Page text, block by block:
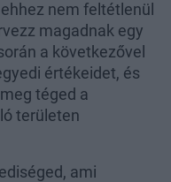
nem feltétlenül
magadnak egy
a következővel
értékeidet, és
téged a
területen
ami